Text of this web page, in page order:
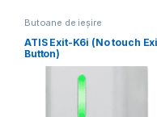
Butoane de ieșire
ATIS Exit-K6i (No touch
Button)